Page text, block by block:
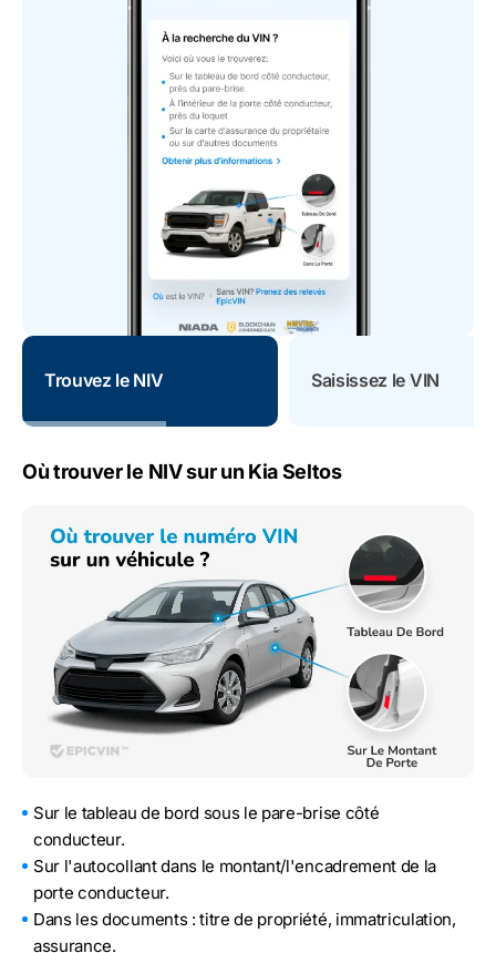
Trouvez le NIV Saisissez le VIN
Où trouver le NIV sur un Kia Seltos
Sur le tableau de bord sous le pare-brise côté
conducteur.
Sur l'autocollant dans le montant/l'encadrement de la
porte conducteur.
Dans les documents : titre de propriété, immatriculation,
assurance.